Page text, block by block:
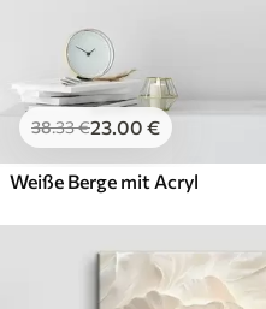
38.33€23.00 €
Weiße Berge mit Acryl